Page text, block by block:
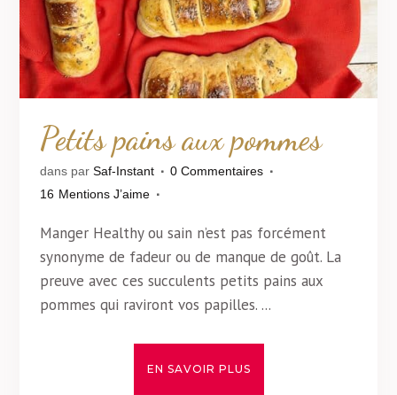
Petits pains aux pommes
dans parSaf-Instant
0 Commentaires
16 Mentions J’aime
Manger Healthy ou sain n’est pas forcément
synonyme de fadeur ou de manque de goût. La
preuve avec ces succulents petits pains aux
pommes qui raviront vos papilles. ...
EN SAVOIR PLUS